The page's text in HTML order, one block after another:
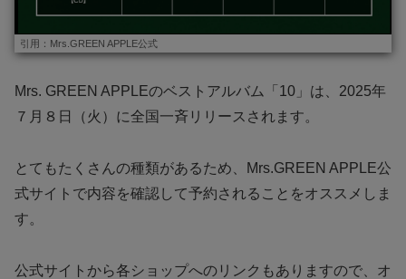
引用：Mrs.GREEN APPLE公式
Mrs. GREEN APPLEのベストアルバム「10」は、2025年
７月８日（火）に全国一斉リリースされます。
とてもたくさんの種類があるため、Mrs.GREEN APPLE公
式サイトで内容を確認して予約されることをオススメしま
す。
公式サイトから各ショップへのリンクもありますので、オ